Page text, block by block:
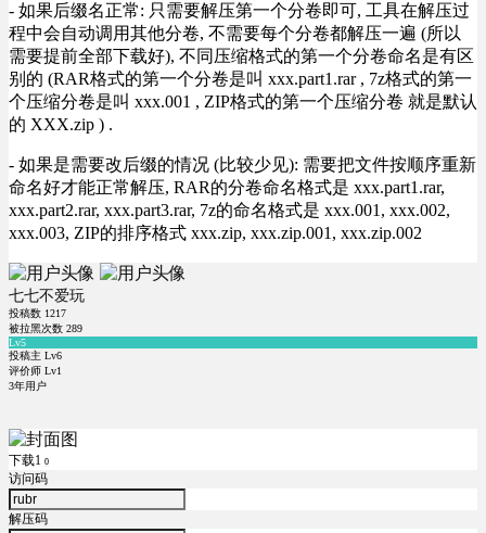
- 如果后缀名正常: 只需要解压第一个分卷即可, 工具在解压过
程中会自动调用其他分卷, 不需要每个分卷都解压一遍 (所以
需要提前全部下载好), 不同压缩格式的第一个分卷命名是有区
别的 (RAR格式的第一个分卷是叫 xxx.part1.rar , 7z格式的第一
个压缩分卷是叫 xxx.001 , ZIP格式的第一个压缩分卷 就是默认
的 XXX.zip ) .
- 如果是需要改后缀的情况 (比较少见): 需要把文件按顺序重新
命名好才能正常解压, RAR的分卷命名格式是 xxx.part1.rar,
xxx.part2.rar, xxx.part3.rar, 7z的命名格式是 xxx.001, xxx.002,
xxx.003, ZIP的排序格式 xxx.zip, xxx.zip.001, xxx.zip.002
七七不爱玩
投稿数 1217
被拉黑次数 289
Lv5
投稿主 Lv6
评价师 Lv1
3年用户
下载1 0
访问码
解压码